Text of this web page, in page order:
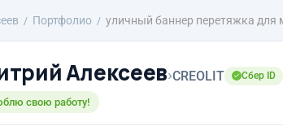
Портфолио уличный баннер перетяжка для
Алексеев›CREOLIT Сбер ID
свою работу!